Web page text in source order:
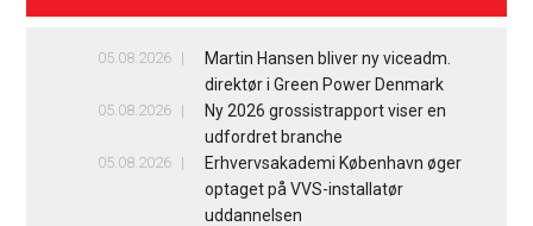
05.08.2026
Martin Hansen bliver ny viceadm.
direktør i Green Power Denmark
05.08.2026
Ny 2026 grossistrapport viser en
udfordret branche
05.08.2026
Erhvervsakademi København øger
optaget på VVS-installatør
uddannelsen